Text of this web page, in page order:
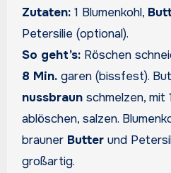
Zutaten:1 Blumenkohl,
Petersilie (optional).
So geht’s:Röschen
8 Min.garen (bissfest).
nussbraunschmelzen, mit
ablöschen, salzen.
brauner Butterund
großartig.